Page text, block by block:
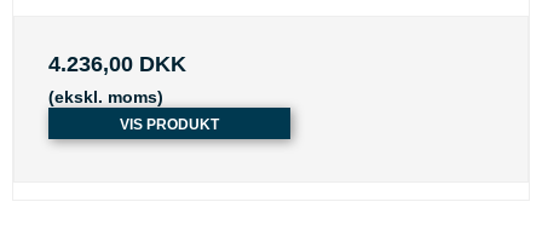
4.236,00 DKK
(ekskl. moms)
VIS PRODUKT